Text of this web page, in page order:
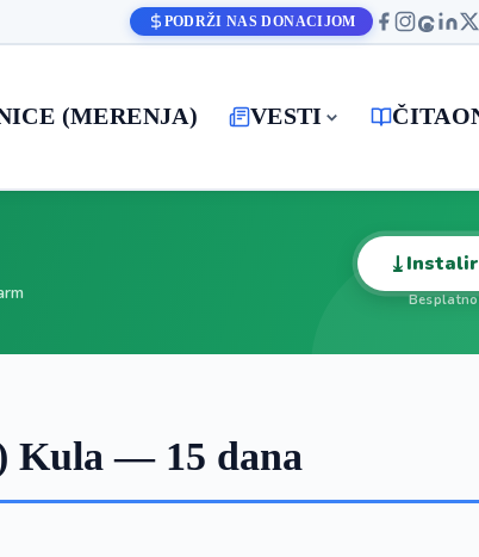
PODRŽI NAS DONACIJOM
(MERENJA) VESTI
⤓
Kula — 15 dana